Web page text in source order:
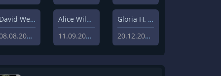
David Weisz
08.08.2020
Alice Wilczynski
11.09.2020
Gloria H. Manderfeld
20.12.2019